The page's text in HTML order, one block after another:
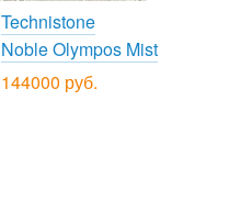
Technistone
Noble Olympos Mist
144000 руб.